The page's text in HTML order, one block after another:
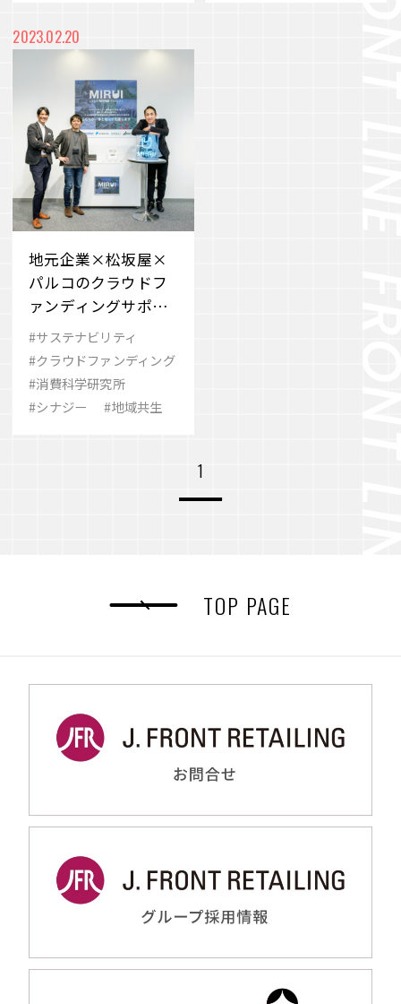
2023.02.20
地元企業×松坂屋×
パルコのクラウドフ
ァンディングサポー
トプロジェクトで地
域の未来を紡ぐ
#サステナビリティ
#クラウドファンディング
#消費科学研究所
#シナジー
#地域共生
1
TOP PAGE